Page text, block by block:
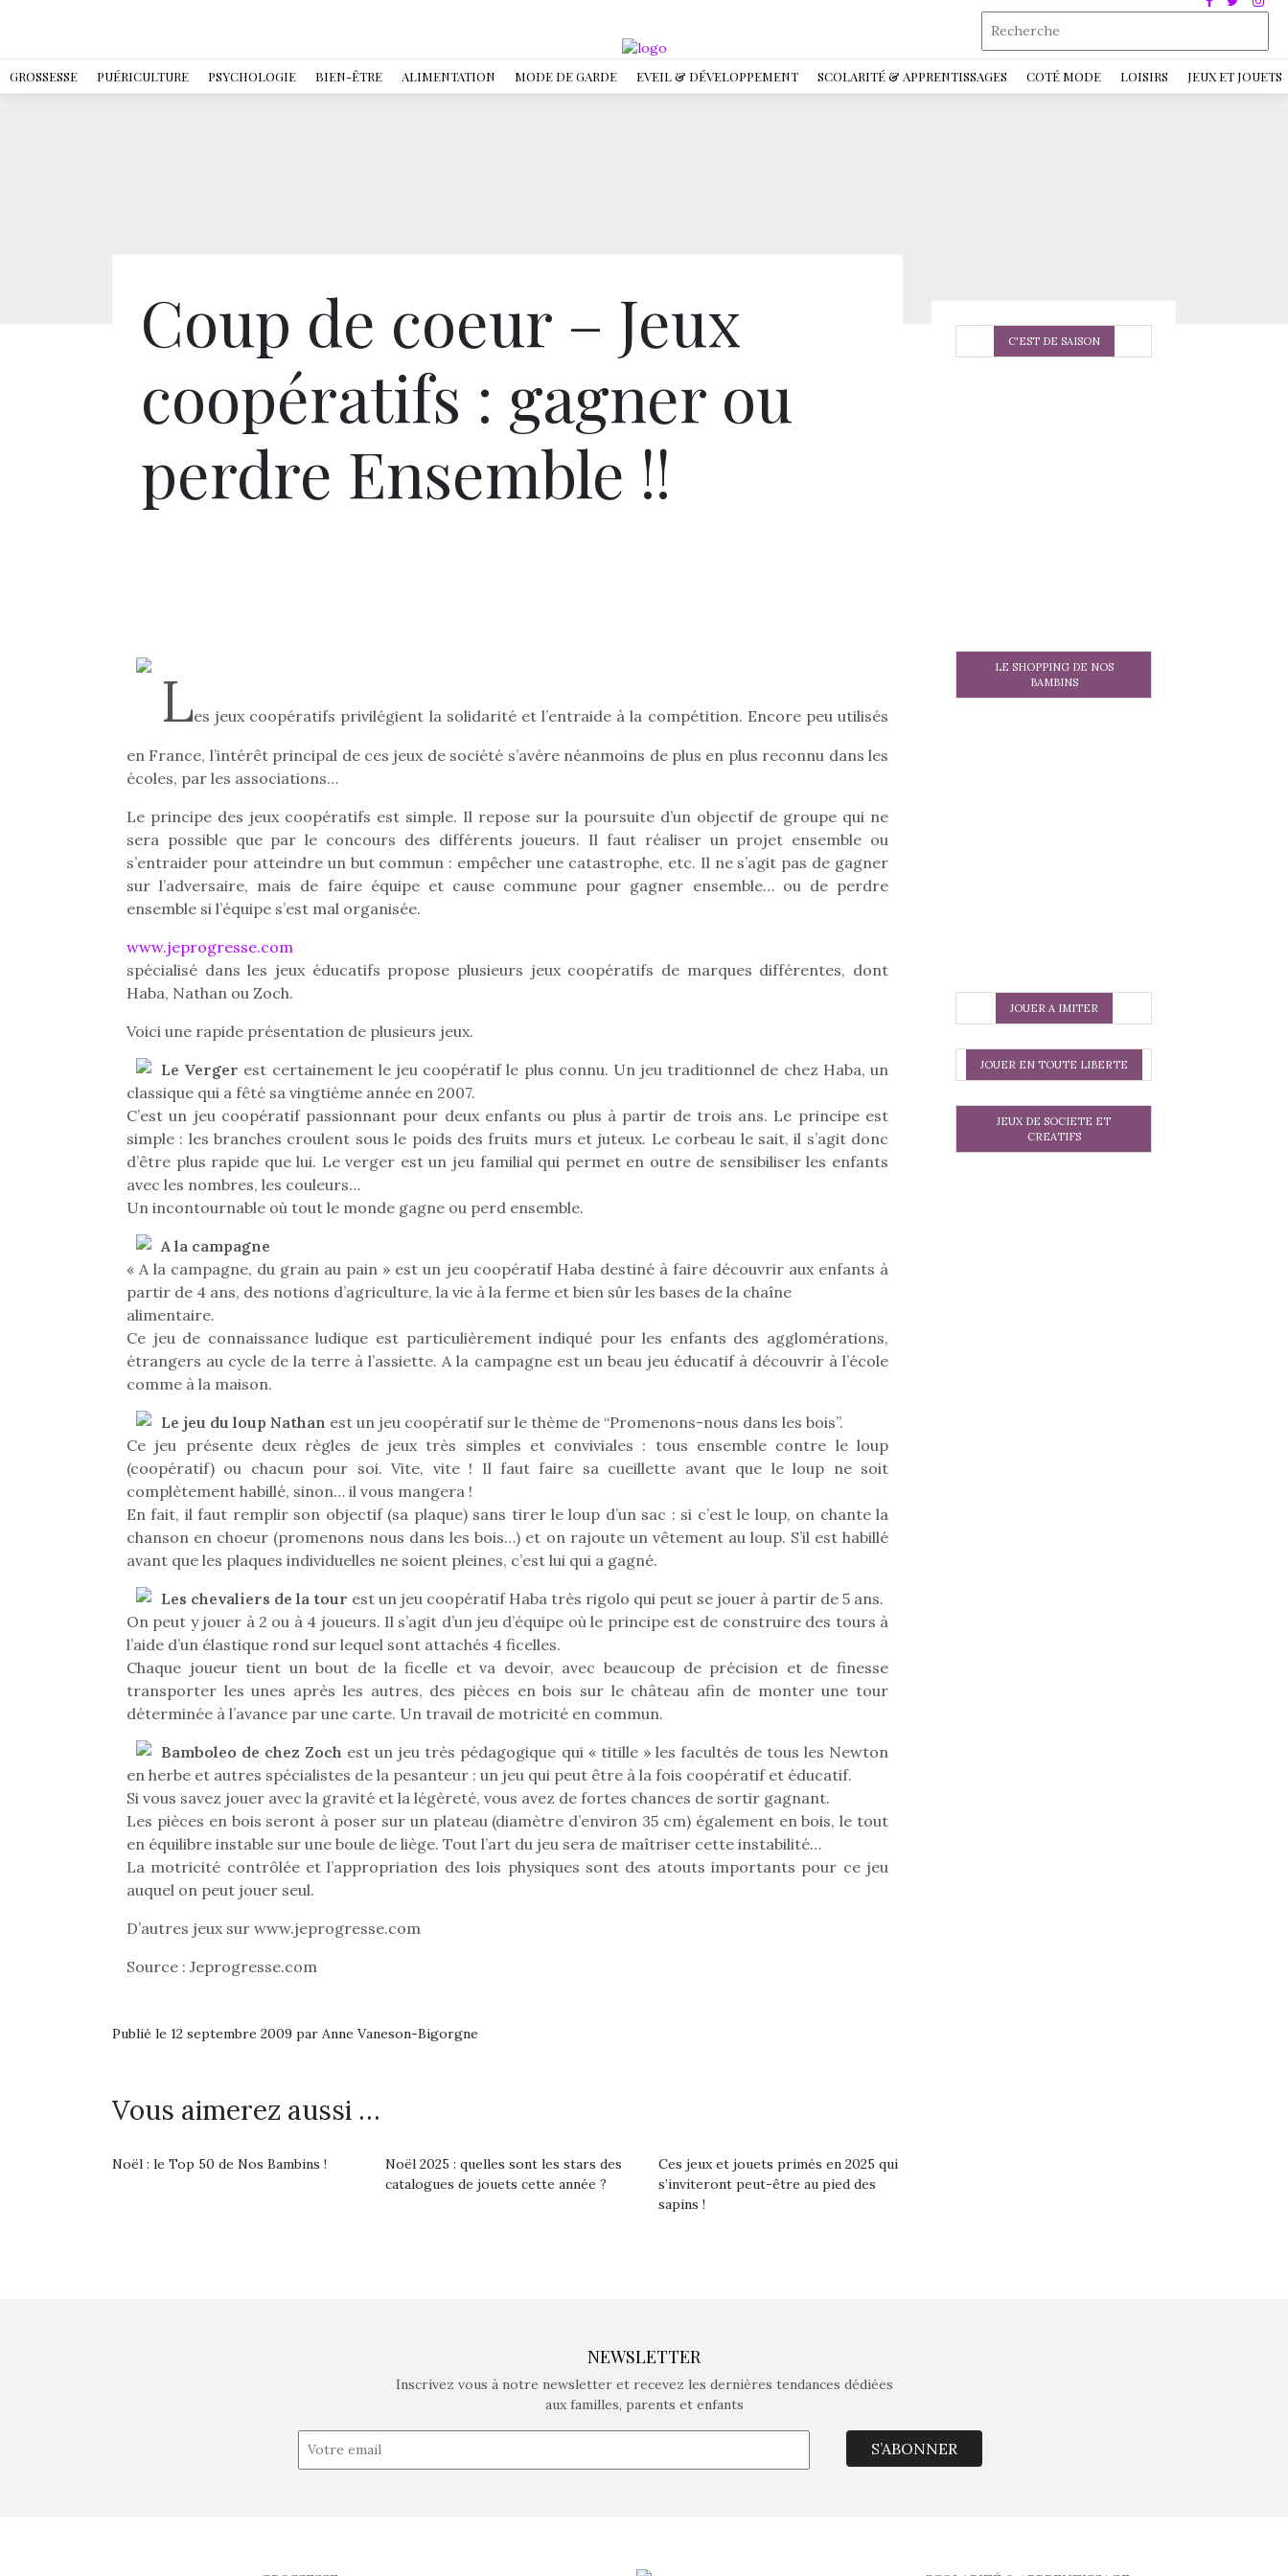
GROSSESSE PUÉRICULTURE PSYCHOLOGIE BIEN-ÊTRE ALIMENTATION MODE DE GARDE EVEIL & DÉVELOPPEMENT SCOLARITÉ & APPRENTISSAGES COTÉ MODE LOISIRS JEUX ET JOUETS
Coup de coeur – Jeux
coopératifs : gagner ou
perdre Ensemble !!
Les jeux coopératifs privilégient la solidarité et l’entraide à la compétition. Encore peu utilisés
en France, l’intérêt principal de ces jeux de société s’avère néanmoins de plus en plus reconnu dans les
écoles, par les associations…
Le principe des jeux coopératifs est simple. Il repose sur la poursuite d’un objectif de groupe qui ne
sera possible que par le concours des différents joueurs. Il faut réaliser un projet ensemble ou
s’entraider pour atteindre un but commun : empêcher une catastrophe, etc. Il ne s’agit pas de gagner
sur l’adversaire, mais de faire équipe et cause commune pour gagner ensemble… ou de perdre
ensemble si l’équipe s’est mal organisée.
www.jeprogresse.com
spécialisé dans les jeux éducatifs propose plusieurs jeux coopératifs de marques différentes, dont
Haba, Nathan ou Zoch.
Voici une rapide présentation de plusieurs jeux.
Le Verger est certainement le jeu coopératif le plus connu. Un jeu traditionnel de chez Haba, un
classique qui a fêté sa vingtième année en 2007.
C’est un jeu coopératif passionnant pour deux enfants ou plus à partir de trois ans. Le principe est
simple : les branches croulent sous le poids des fruits murs et juteux. Le corbeau le sait, il s’agit donc
d’être plus rapide que lui. Le verger est un jeu familial qui permet en outre de sensibiliser les enfants
avec les nombres, les couleurs…
Un incontournable où tout le monde gagne ou perd ensemble.
A la campagne
« A la campagne, du grain au pain » est un jeu coopératif Haba destiné à faire découvrir aux enfants à
partir de 4 ans, des notions d’agriculture, la vie à la ferme et bien sûr les bases de la chaîne
alimentaire.
Ce jeu de connaissance ludique est particulièrement indiqué pour les enfants des agglomérations,
étrangers au cycle de la terre à l’assiette. A la campagne est un beau jeu éducatif à découvrir à l’école
comme à la maison.
Le jeu du loup Nathan est un jeu coopératif sur le thème de “Promenons-nous dans les bois”.
Ce jeu présente deux règles de jeux très simples et conviviales : tous ensemble contre le loup
(coopératif) ou chacun pour soi. Vite, vite ! Il faut faire sa cueillette avant que le loup ne soit
complètement habillé, sinon… il vous mangera !
En fait, il faut remplir son objectif (sa plaque) sans tirer le loup d’un sac : si c’est le loup, on chante la
chanson en choeur (promenons nous dans les bois…) et on rajoute un vêtement au loup. S’il est habillé
avant que les plaques individuelles ne soient pleines, c’est lui qui a gagné.
Les chevaliers de la tour est un jeu coopératif Haba très rigolo qui peut se jouer à partir de 5 ans.
On peut y jouer à 2 ou à 4 joueurs. Il s’agit d’un jeu d’équipe où le principe est de construire des tours à
l’aide d’un élastique rond sur lequel sont attachés 4 ficelles.
Chaque joueur tient un bout de la ficelle et va devoir, avec beaucoup de précision et de finesse
transporter les unes après les autres, des pièces en bois sur le château afin de monter une tour
déterminée à l’avance par une carte. Un travail de motricité en commun.
Bamboleo de chez Zoch est un jeu très pédagogique qui « titille » les facultés de tous les Newton
en herbe et autres spécialistes de la pesanteur : un jeu qui peut être à la fois coopératif et éducatif.
Si vous savez jouer avec la gravité et la légèreté, vous avez de fortes chances de sortir gagnant.
Les pièces en bois seront à poser sur un plateau (diamètre d’environ 35 cm) également en bois, le tout
en équilibre instable sur une boule de liège. Tout l’art du jeu sera de maîtriser cette instabilité…
La motricité contrôlée et l’appropriation des lois physiques sont des atouts importants pour ce jeu
auquel on peut jouer seul.
D’autres jeux sur www.jeprogresse.com
Source : Jeprogresse.com
Publié le 12 septembre 2009 par Anne Vaneson-Bigorgne
Vous aimerez aussi …
Noël : le Top 50 de Nos Bambins !
Noël 2025 : quelles sont les stars des
catalogues de jouets cette année ?
Ces jeux et jouets primés en 2025 qui
s’inviteront peut-être au pied des
sapins !
C'EST DE SAISON
LE SHOPPING DE NOS
BAMBINS
JOUER A IMITER
JOUER EN TOUTE LIBERTE
JEUX DE SOCIETE ET
CREATIFS
NEWSLETTER
Inscrivez vous à notre newsletter et recevez les dernières tendances dédiées
aux familles, parents et enfants
S’ABONNER